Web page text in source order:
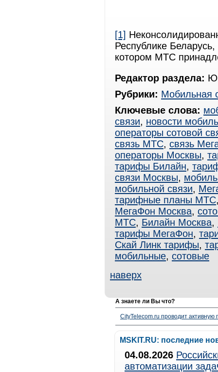
[1]
Республике
котором МТС
Редактор раздела:
Рубрики: Мобильная
Ключевые слова:
связи, новости
операторы сотовой
связь МТС, связь
операторы Москвы,
тарифы Билайн,
связи Москвы,
мобильной связи,
тарифные планы МТС
МегаФон Москва,
МТС, Билайн Москва,
тарифы МегаФон,
Скай Линк тарифы,
мобильные, сотовые
наверх
А знаете ли Вы что?
CityTelecom.ru проводит активную
MSKIT.RU: последние
04.08.2026
автоматизации